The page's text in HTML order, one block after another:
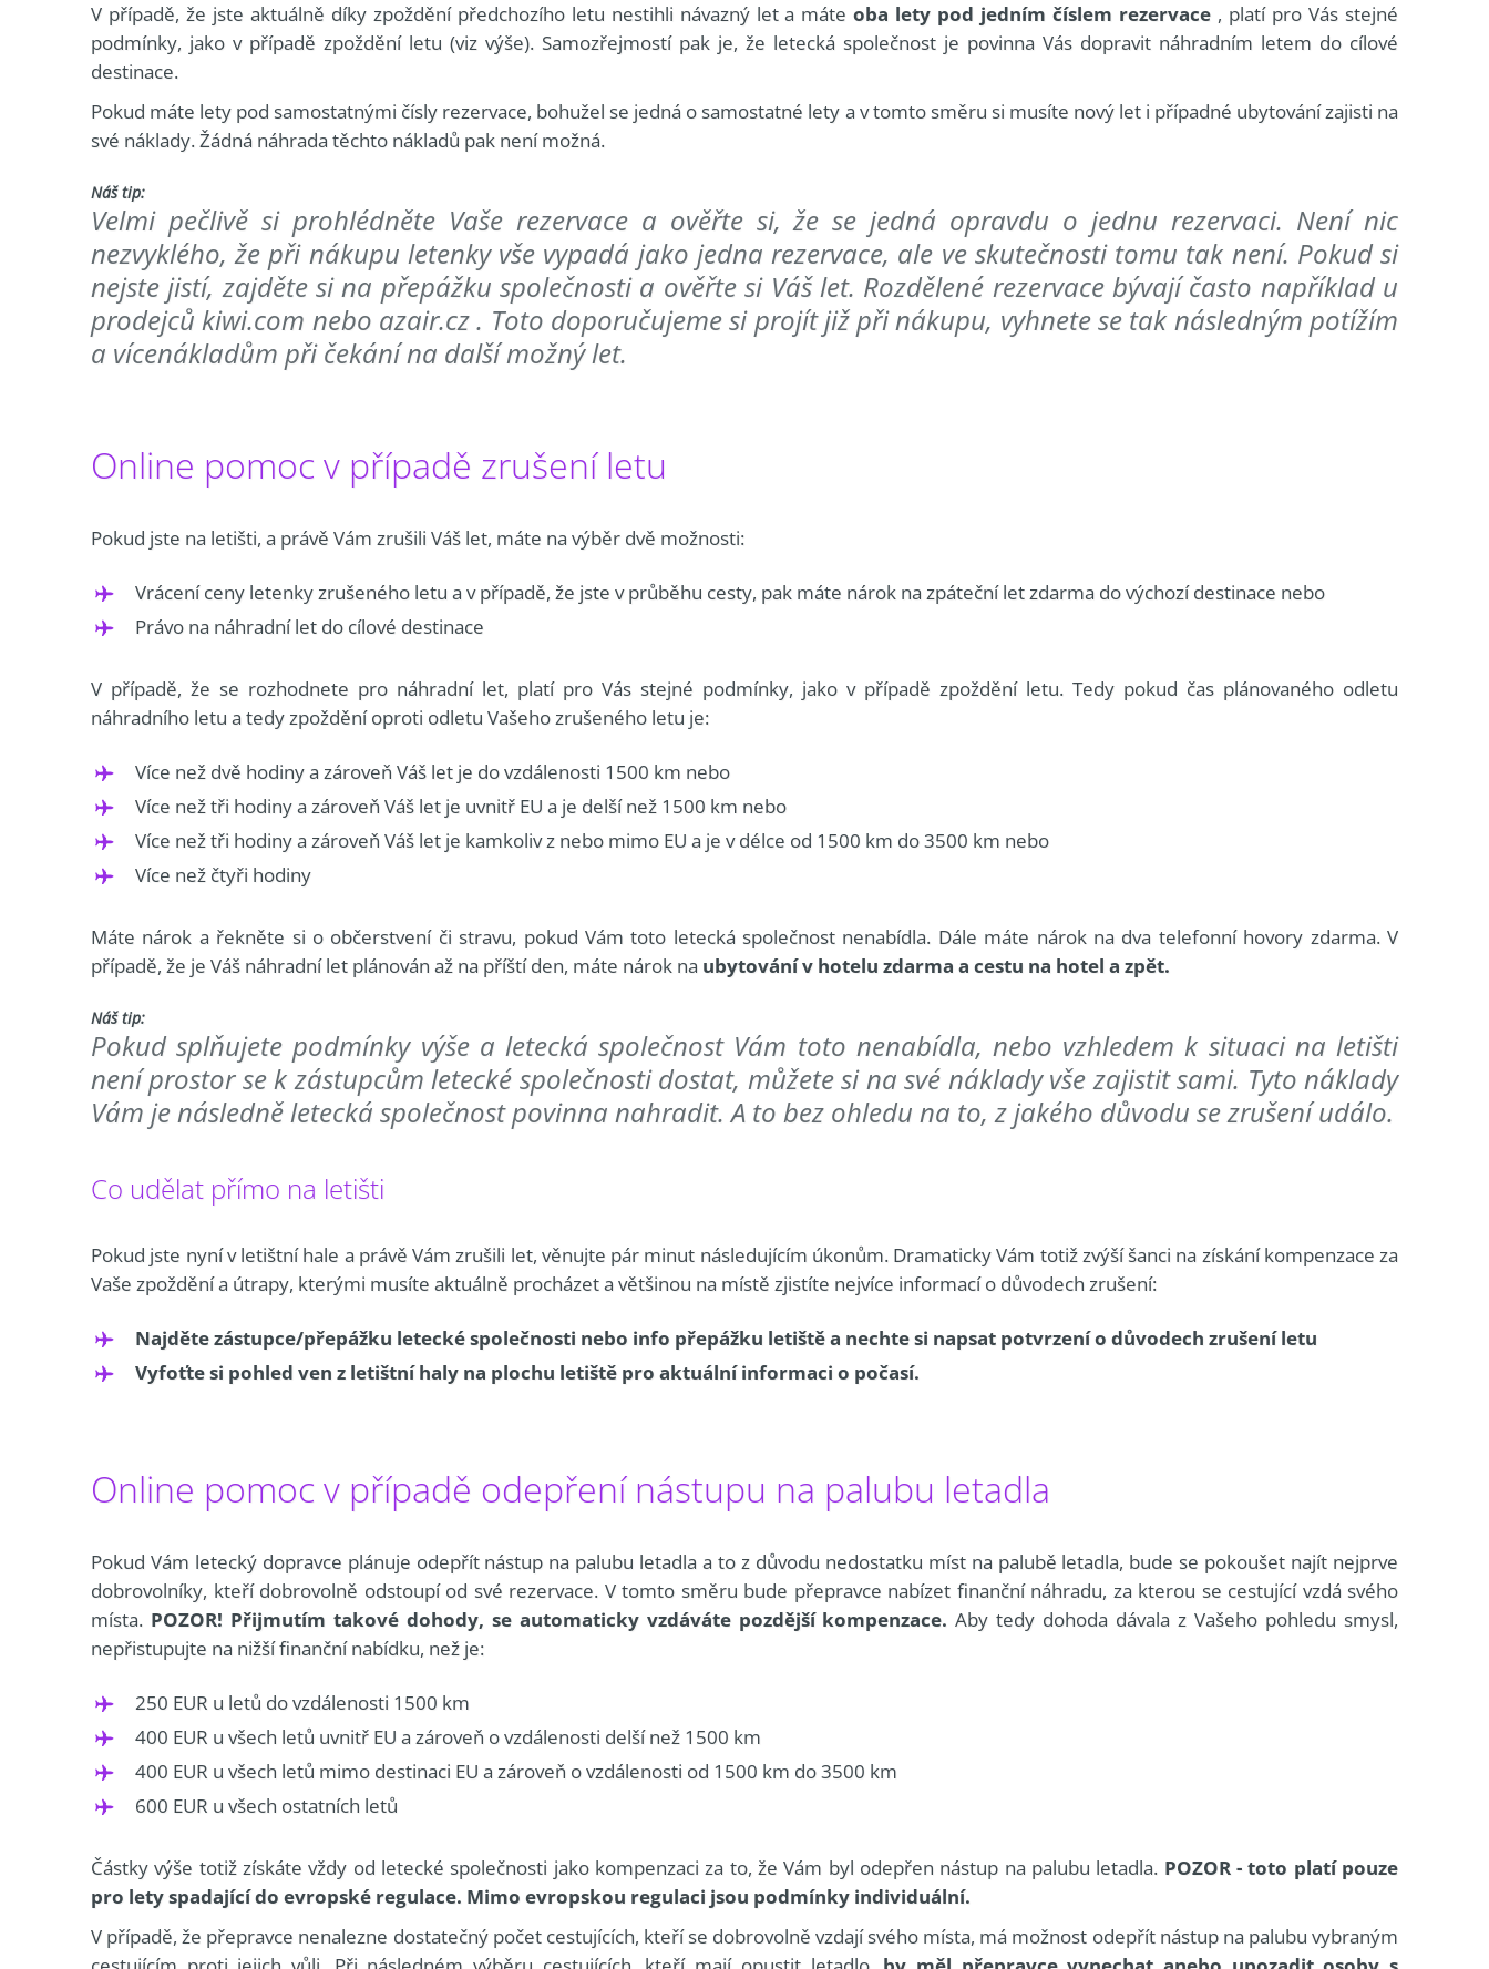
V případě, že jste aktuálně díky zpoždění předchozího letu nestihli návazný let a máteoba lety pod jedním číslem rezervace , platí pro Vás stejné
podmínky, jako v případě zpoždění letu (viz výše). Samozřejmostí pak je, že letecká společnost je povinna Vás dopravit náhradním letem do cílové
destinace.
Pokud máte lety pod samostatnými čísly rezervace, bohužel se jedná o samostatné lety a v tomto směru si musíte nový let i případné ubytování zajisti na
své náklady. Žádná náhrada těchto nákladů pak není možná.
Náš tip:
Velmi pečlivě si prohlédněte Vaše rezervace a ověřte si, že se jedná opravdu o jednu rezervaci. Není nic
nezvyklého, že při nákupu letenky vše vypadá jako jedna rezervace, ale ve skutečnosti tomu tak není. Pokud si
nejste jistí, zajděte si na přepážku společnosti a ověřte si Váš let. Rozdělené rezervace bývají často například u
prodejců kiwi.com nebo azair.cz . Toto doporučujeme si projít již při nákupu, vyhnete se tak následným potížím
a vícenákladům při čekání na další možný let.
Online pomoc v případě zrušení letu
Pokud jste na letišti, a právě Vám zrušili Váš let, máte na výběr dvě možnosti:
Vrácení ceny letenky zrušeného letu a v případě, že jste v průběhu cesty, pak máte nárok na zpáteční let zdarma do výchozí destinace nebo
Právo na náhradní let do cílové destinace
V případě, že se rozhodnete pro náhradní let, platí pro Vás stejné podmínky, jako v případě zpoždění letu. Tedy pokud čas plánovaného odletu
náhradního letu a tedy zpoždění oproti odletu Vašeho zrušeného letu je:
Více než dvě hodiny a zároveň Váš let je do vzdálenosti 1500 km nebo
Více než tři hodiny a zároveň Váš let je uvnitř EU a je delší než 1500 km nebo
Více než tři hodiny a zároveň Váš let je kamkoliv z nebo mimo EU a je v délce od 1500 km do 3500 km nebo
Více než čtyři hodiny
Máte nárok a řekněte si o občerstvení či stravu, pokud Vám toto letecká společnost nenabídla. Dále máte nárok na dva telefonní hovory zdarma. V
případě, že je Váš náhradní let plánován až na příští den, máte nárok na ubytování v hotelu zdarma a cestu na hotel a zpět.
Náš tip:
Pokud splňujete podmínky výše a letecká společnost Vám toto nenabídla, nebo vzhledem k situaci na letišti
není prostor se k zástupcům letecké společnosti dostat, můžete si na své náklady vše zajistit sami. Tyto náklady
Vám je následně letecká společnost povinna nahradit. A to bez ohledu na to, z jakého důvodu se zrušení událo.
Co udělat přímo na letišti
Pokud jste nyní v letištní hale a právě Vám zrušili let, věnujte pár minut následujícím úkonům. Dramaticky Vám totiž zvýší šanci na získání kompenzace za
Vaše zpoždění a útrapy, kterými musíte aktuálně procházet a většinou na místě zjistíte nejvíce informací o důvodech zrušení:
Najděte zástupce/přepážku letecké společnosti nebo info přepážku letiště a nechte si napsat potvrzení o důvodech zrušení letu
Vyfoťte si pohled ven z letištní haly na plochu letiště pro aktuální informaci o počasí.
Online pomoc v případě odepření nástupu na palubu letadla
Pokud Vám letecký dopravce plánuje odepřít nástup na palubu letadla a to z důvodu nedostatku míst na palubě letadla, bude se pokoušet najít nejprve
dobrovolníky, kteří dobrovolně odstoupí od své rezervace. V tomto směru bude přepravce nabízet finanční náhradu, za kterou se cestující vzdá svého
místa. POZOR! Přijmutím takové dohody, se automaticky vzdáváte pozdější kompenzace. Aby tedy dohoda dávala z Vašeho pohledu smysl,
nepřistupujte na nižší finanční nabídku, než je:
250 EUR u letů do vzdálenosti 1500 km
400 EUR u všech letů uvnitř EU a zároveň o vzdálenosti delší než 1500 km
400 EUR u všech letů mimo destinaci EU a zároveň o vzdálenosti od 1500 km do 3500 km
600 EUR u všech ostatních letů
Částky výše totiž získáte vždy od letecké společnosti jako kompenzaci za to, že Vám byl odepřen nástup na palubu letadla. POZOR - toto platí pouze
pro lety spadající do evropské regulace. Mimo evropskou regulaci jsou podmínky individuální.
V případě, že přepravce nenalezne dostatečný počet cestujících, kteří se dobrovolně vzdají svého místa, má možnost odepřít nástup na palubu vybraným